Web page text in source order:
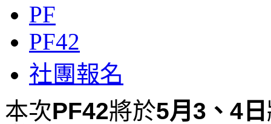
PF
PF42
社團報名
本次PF42將於5月3、4日